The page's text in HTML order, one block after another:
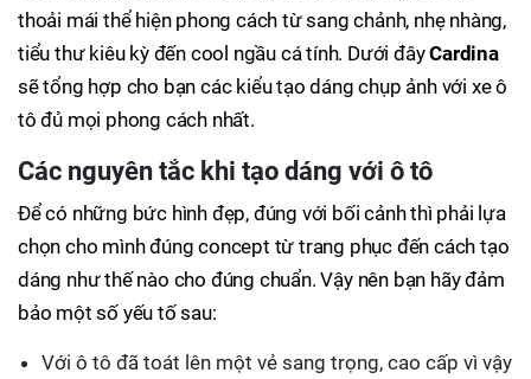
thoải mái thể hiện phong cách từ sang chảnh, nhẹ nhàng,
tiểu thư kiêu kỳ đến cool ngầu cá tính. Dưới đâyCardina
sẽ tổng hợp cho bạn các kiểu tạo dáng chụp ảnh với xe ô
tô đủ mọi phong cách nhất.
Các nguyên tắc khi tạo dáng với ô tô
Để có những bức hình đẹp, đúng với bối cảnh thì phải lựa
chọn cho mình đúng concept từ trang phục đến cách tạo
dáng như thế nào cho đúng chuẩn. Vậy nên bạn hãy đảm
bảo một số yếu tố sau:
Với ô tô đã toát lên một vẻ sang trọng, cao cấp vì vậy